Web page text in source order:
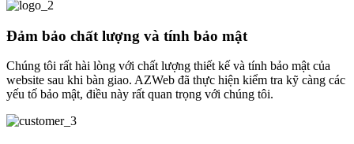
Đảm bảo chất lượng và tính bảo mật
Chúng tôi rất hài lòng với chất lượng thiết kế và tính bảo mật của
website sau khi bàn giao. AZWeb đã thực hiện kiểm tra kỹ càng các
yếu tố bảo mật, điều này rất quan trọng với chúng tôi.